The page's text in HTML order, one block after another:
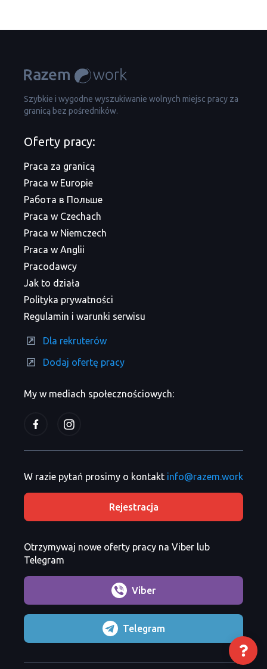
Szybkie i wygodne wyszukiwanie wolnych miejsc pracy za
granicą bez pośredników.
My w mediach społecznościowych:
Oferty pracy:
Praca za granicą
Praca w Europie
Работа в Польше
Praca w Czechach
Praca w Niemczech
Praca w Anglii
Pracodawcy
Jak to działa
Polityka prywatności
Regulamin i warunki serwisu
Dla rekruterów
Dodaj ofertę pracy
W razie pytań prosimy o kontakt info@razem.work
Rejestracja
Otrzymywaj nowe oferty pracy na Viber lub
Telegram
Viber
Telegram